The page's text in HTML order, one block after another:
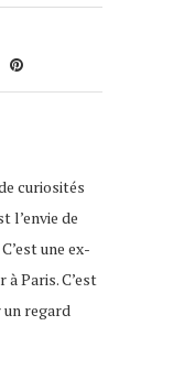
curiosités
l’envie de
une ex-
Paris. C’est
regard